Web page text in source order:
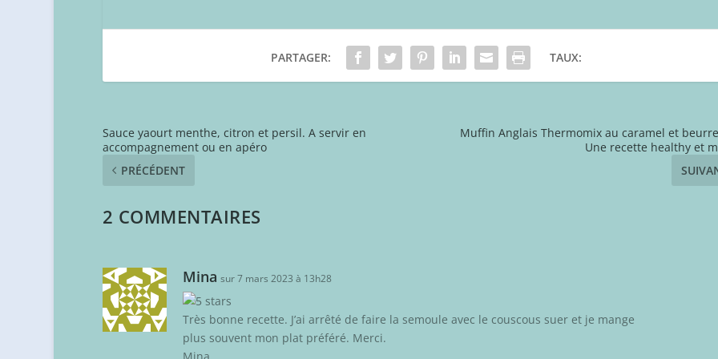
PARTAGER: TAUX:
Sauce yaourt menthe, citron et persil. A servir en
accompagnement ou en apéro
PRÉCÉDENT
Muffin Anglais Thermomix au caramel et
Une recette healthy et
2 COMMENTAIRES
Mina sur 7 mars 2023 à 13h28
Très bonne recette. J’ai arrêté de faire la semoule avec le couscous suer et je mange
plus souvent mon plat préféré. Merci.